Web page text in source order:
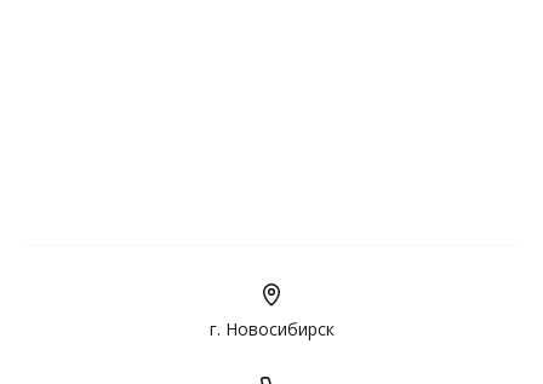
г. Новосибирск